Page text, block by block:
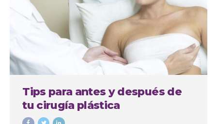
Tips para antes y después de
tu cirugía plástica